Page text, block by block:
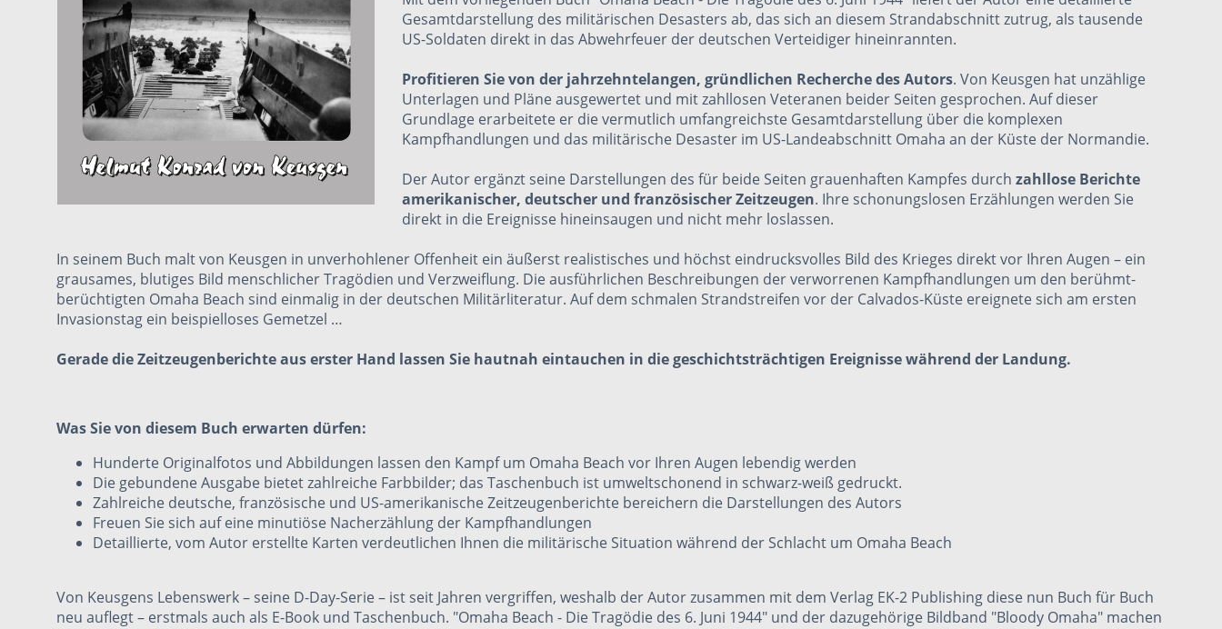
Gesamtdarstellung des militärischen Desasters ab, das sich an diesem Strandabschnitt zutrug, als tausende
US-Soldaten direkt in das Abwehrfeuer der deutschen Verteidiger hineinrannten.
Profitieren Sie von der jahrzehntelangen, gründlichen Recherche des Autors. Von Keusgen hat unzählige
Unterlagen und Pläne ausgewertet und mit zahllosen Veteranen beider Seiten gesprochen. Auf dieser
Grundlage erarbeitete er die vermutlich umfangreichste Gesamtdarstellung über die komplexen
Kampfhandlungen und das militärische Desaster im US-Landeabschnitt Omaha an der Küste der Normandie.
Der Autor ergänzt seine Darstellungen des für beide Seiten grauenhaften Kampfes durch zahllose Berichte
amerikanischer, deutscher und französischer Zeitzeugen. Ihre schonungslosen Erzählungen werden Sie
direkt in die Ereignisse hineinsaugen und nicht mehr loslassen.
In seinem Buch malt von Keusgen in unverhohlener Offenheit ein äußerst realistisches und höchst eindrucksvolles Bild des Krieges direkt vor Ihren Augen – ein
grausames, blutiges Bild menschlicher Tragödien und Verzweiflung. Die ausführlichen Beschreibungen der verworrenen Kampfhandlungen um den berühmt-
berüchtigten Omaha Beach sind einmalig in der deutschen Militärliteratur. Auf dem schmalen Strandstreifen vor der Calvados-Küste ereignete sich am ersten
Invasionstag ein beispielloses Gemetzel …
Gerade die Zeitzeugenberichte aus erster Hand lassen Sie hautnah eintauchen in die geschichtsträchtigen Ereignisse während der Landung.
Was Sie von diesem Buch erwarten dürfen:
Hunderte Originalfotos und Abbildungen lassen den Kampf um Omaha Beach vor Ihren Augen lebendig werden
Die gebundene Ausgabe bietet zahlreiche Farbbilder; das Taschenbuch ist umweltschonend in schwarz-weiß gedruckt.
Zahlreiche deutsche, französische und US-amerikanische Zeitzeugenberichte bereichern die Darstellungen des Autors
Freuen Sie sich auf eine minutiöse Nacherzählung der Kampfhandlungen
Detaillierte, vom Autor erstellte Karten verdeutlichen Ihnen die militärische Situation während der Schlacht um Omaha Beach
Von Keusgens Lebenswerk – seine D-Day-Serie – ist seit Jahren vergriffen, weshalb der Autor zusammen mit dem Verlag EK-2 Publishing diese nun Buch für Buch
neu auflegt – erstmals auch als E-Book und Taschenbuch. "Omaha Beach - Die Tragödie des 6. Juni 1944" und der dazugehörige Bildband "Bloody Omaha" machen